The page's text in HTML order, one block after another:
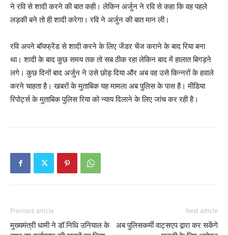
ने रवि से शादी करने की बात कही। लेकिन अर्जुन ने रवि से कहा कि वह पहले
लड़की बने तो ही शादी करेगा। रवि ने अर्जुन की बात मान ली।
रवि अपने बॉयफ्रेंड से शादी करने के लिए जेंडर चेंज कराने के बाद रिया बना
था। शादी के बाद कुछ समय तक तो सब ठीक रहा लेकिन बाद में हालात बिगड़ने
लगे। कुछ दिनों बाद अर्जुन ने उसे छोड़ दिया और अब वह उसे किन्नरों के हवाले
करने चाहता है। खबरों के मुताबिक यह मामला अब पुलिस के पास है। मीडिया
रिपोर्ट्स के मुताबिक पुलिस रिया को न्याय दिलाने के लिए जांच कर रही है।
Previous article
मुख्यमंत्री धामी ने डॉ निधि उनियाल के
Next article
अब पुलिसकर्मी वाट्सएप द्वारा कर सकेंगे